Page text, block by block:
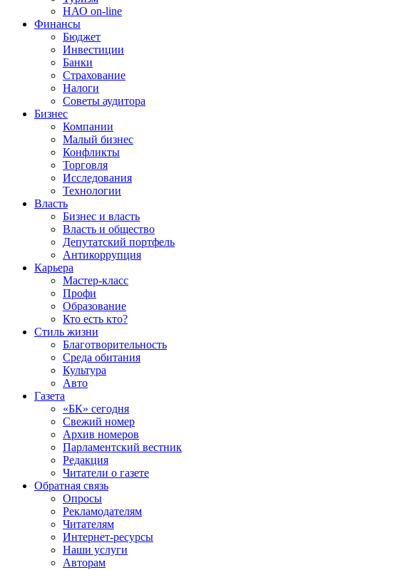
НАО on-line
Финансы
Бюджет
Инвестиции
Банки
Страхование
Налоги
Советы аудитора
Бизнес
Компании
Малый бизнес
Конфликты
Торговля
Исследования
Технологии
Власть
Бизнес и власть
Власть и общество
Депутатский портфель
Антикоррупция
Карьера
Мастер-класс
Профи
Образование
Кто есть кто?
Стиль жизни
Благотворительность
Среда обитания
Культура
Авто
Газета
«БК» сегодня
Свежий номер
Архив номеров
Парламентский вестник
Редакция
Читатели о газете
Обратная связь
Опросы
Рекламодателям
Читателям
Интернет-ресурсы
Наши услуги
Авторам